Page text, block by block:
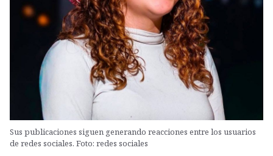
Sus publicaciones siguen generando reacciones entre los usuarios
de redes sociales. Foto: redes sociales